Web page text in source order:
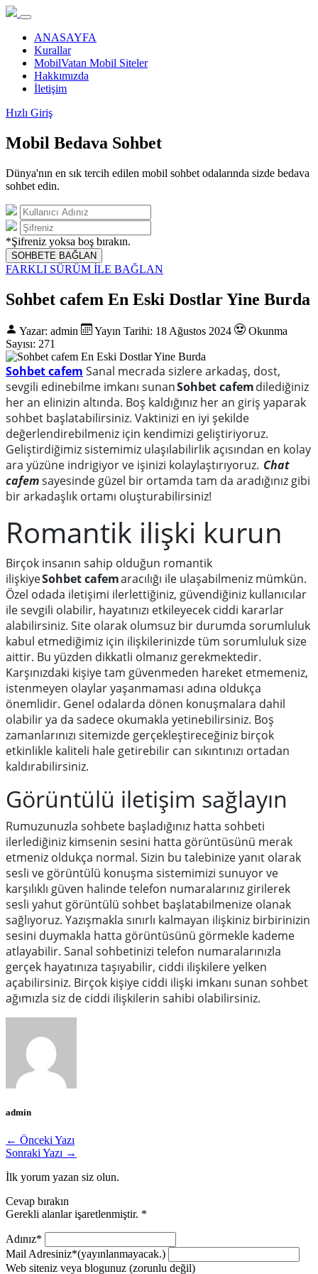
ANASAYFA
Kurallar
MobilVatan Mobil Siteler
Hakkımızda
İletişim
Hızlı Giriş
Mobil Bedava Sohbet
Dünya'nın en sık tercih edilen mobil sohbet odalarında sizde bedava
sohbet edin.
*Şifreniz yoksa boş bırakın.
SOHBETE BAĞLAN
FARKLI SÜRÜM İLE BAĞLAN
Sohbet cafem En Eski Dostlar Yine Burda
Yazar: admin Yayın Tarihi: 18 Ağustos 2024
Okunma
Sayısı: 271
Sohbet cafem Sanal mecrada sizlere arkadaş, dost,
sevgili edinebilme imkanı sunanSohbetcafemdilediğiniz
her an elinizin altında. Boş kaldığınız her an giriş yaparak
sohbet başlatabilirsiniz. Vaktinizi en iyi şekilde
değerlendirebilmeniz için kendimizi geliştiriyoruz.
Geliştirdiğimiz sistemimiz ulaşılabilirlik açısından en kolay
ara yüzüne indrigiyorve işinizi kolaylaştırıyoruz. Chat
cafemsayesinde güzel bir ortamda tam da aradığınız gibi
bir arkadaşlık ortamı oluşturabilirsiniz!
Romantik ilişki kurun
Birçok insanın sahip olduğun romantik
ilişkiyeSohbetcafemaracılığı ile ulaşabilmeniz mümkün.
Özel odada iletişimi ilerlettiğiniz, güvendiğiniz kullanıcılar
ile sevgili olabilir, hayatınızı etkileyecek ciddi kararlar
alabilirsiniz. Site olarak olumsuz bir durumda sorumluluk
kabul etmediğimiz için ilişkilerinizde tüm sorumluluk size
aittir. Bu yüzden dikkatli olmanız gerekmektedir.
Karşınızdaki kişiye tam güvenmeden hareket etmemeniz,
istenmeyen olaylar yaşanmaması adına oldukça
önemlidir. Genel odalarda dönen konuşmalara dahil
olabilir ya da sadece okumakla yetinebilirsiniz. Boş
zamanlarınızı sitemizde gerçekleştireceğiniz birçok
etkinlikle kaliteli hale getirebilir can sıkıntınızı ortadan
kaldırabilirsiniz.
Görüntülü iletişim sağlayın
Rumuzunuzla sohbete başladığınız hatta sohbeti
ilerlediğiniz kimsenin sesini hatta görüntüsünü merak
etmeniz oldukça normal. Sizin bu talebinize yanıt olarak
sesli ve görüntülü konuşma sistemimizi sunuyor ve
karşılıklı güven halinde telefon numaralarınız girilerek
sesli yahut görüntülü sohbet başlatabilmenize olanak
sağlıyoruz. Yazışmakla sınırlı kalmayan ilişkiniz birbirinizin
sesini duymakla hatta görüntüsünü görmekle kademe
atlayabilir. Sanal sohbetinizi telefon numaralarınızla
gerçek hayatınıza taşıyabilir, ciddi ilişkilere yelken
açabilirsiniz. Birçok kişiye ciddi ilişki imkanı sunan sohbet
ağımızla siz de ciddi ilişkilerin sahibi olabilirsiniz.
admin
← Önceki Yazı
Sonraki Yazı →
İlk yorum yazan siz olun.
Cevap bırakın
Gerekli alanlar işaretlenmiştir. *
Adınız*
Mail Adresiniz*(yayınlanmayacak.)
Web siteniz veya blogunuz (zorunlu değil)